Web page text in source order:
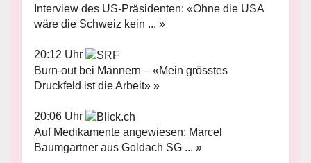
Interview des US-Präsidenten: «Ohne die USA
wäre die Schweiz kein ... »
20:12 Uhr
Burn-out bei Männern – «Mein grösstes
Druckfeld ist die Arbeit» »
20:06 Uhr
Auf Medikamente angewiesen: Marcel
Baumgartner aus Goldach SG ... »